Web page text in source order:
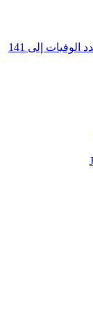
“أحداث سبتة ومليلية”.. تقديرات حقوقية ترفع عدد الوفيات إلى 141